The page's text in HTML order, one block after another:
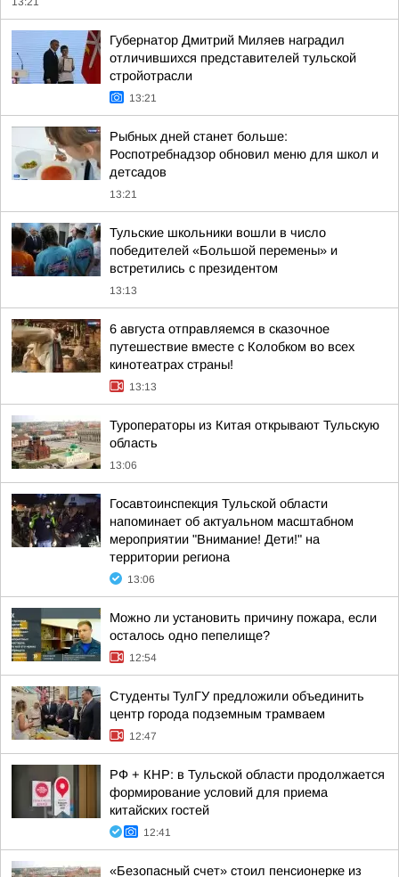
Губернатор Дмитрий Миляев наградил
отличившихся представителей тульской
стройотрасли
13:21
Рыбных дней станет больше:
Роспотребнадзор обновил меню для школ и
детсадов
13:21
Тульские школьники вошли в число
победителей «Большой перемены» и
встретились с президентом
13:13
6 августа отправляемся в сказочное
путешествие вместе с Колобком во всех
кинотеатрах страны!
13:13
Туроператоры из Китая открывают Тульскую
область
13:06
Госавтоинспекция Тульской области
напоминает об актуальном масштабном
мероприятии "Внимание! Дети!" на
территории региона
13:06
Можно ли установить причину пожара, если
осталось одно пепелище?
12:54
Студенты ТулГУ предложили объединить
центр города подземным трамваем
12:47
РФ + КНР: в Тульской области продолжается
формирование условий для приема
китайских гостей
12:41
«Безопасный счет» стоил пенсионерке из